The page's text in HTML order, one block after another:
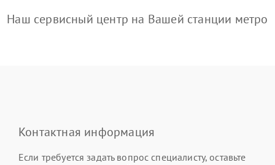
Наш сервисный центр на Вашей станции метро
Контактная информация
Если требуется задать вопрос специалисту, оставьте